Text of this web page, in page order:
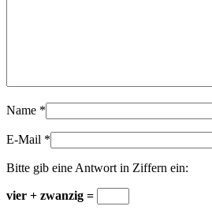
Name *
E-Mail *
Bitte gib eine Antwort in Ziffern ein:
vier + zwanzig =